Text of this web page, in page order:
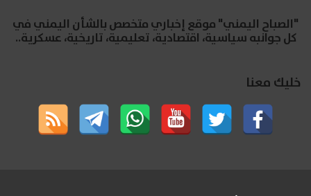
"الصباح اليمني" موقع إخباري متخصص بالشأن اليمني في
كل جوانبه سياسية، اقتصادية، تعليمية، تاريخية، عسكرية..
خليك معنا